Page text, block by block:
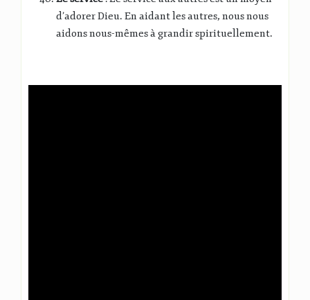
d’adorer Dieu. En aidant les autres, nous nous
aidons nous-mêmes à grandir spirituellement.